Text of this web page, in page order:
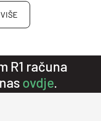
R1 računa
ovdje.